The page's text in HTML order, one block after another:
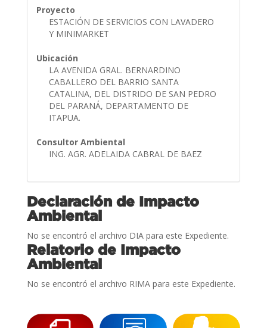
Proyecto
ESTACIÓN DE SERVICIOS CON LAVADERO
Y MINIMARKET
Ubicación
LA AVENIDA GRAL. BERNARDINO
CABALLERO DEL BARRIO SANTA
CATALINA, DEL DISTRIDO DE SAN PEDRO
DEL PARANÁ, DEPARTAMENTO DE
ITAPUA.
Consultor Ambiental
ING. AGR. ADELAIDA CABRAL DE BAEZ
Declaración de Impacto
Ambiental
No se encontró el archivo DIA para este Expediente.
Relatorio de Impacto
Ambiental
No se encontró el archivo RIMA para este Expediente.